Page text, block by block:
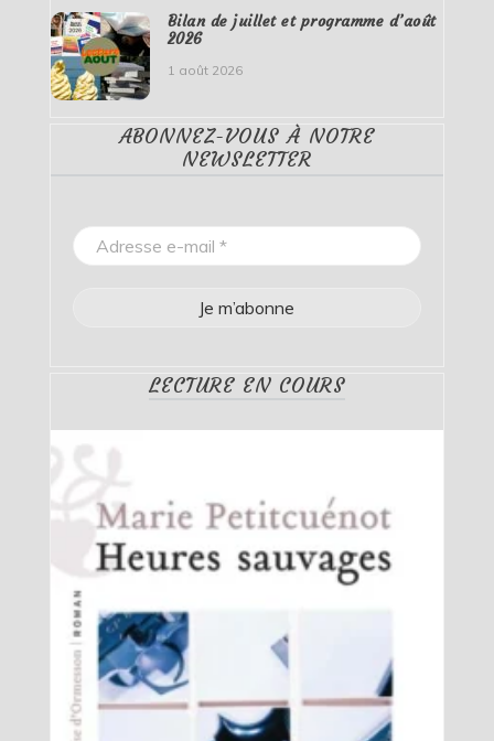
Bilan de juillet et programme d’août
2026
1 août 2026
ABONNEZ-VOUS À NOTRE
NEWSLETTER
LECTURE EN COURS